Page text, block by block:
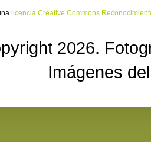
licencia Creative Commons
2026.
Imágenes